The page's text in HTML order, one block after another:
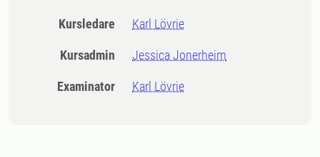
Kursledare Karl Lövrie
Kursadmin Jessica Jonerheim
Examinator Karl Lövrie